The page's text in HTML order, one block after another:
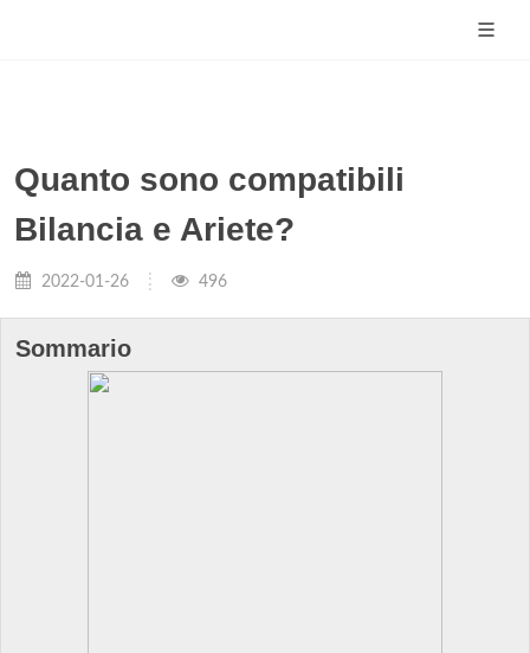
Quanto sono compatibili
Bilancia e Ariete?
2022-01-26 496
Sommario